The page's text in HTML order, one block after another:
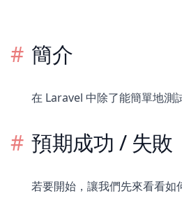
簡介
在 Laravel 中除了能簡單地測
預期成功 / 失敗
若要開始，讓我們先來看看